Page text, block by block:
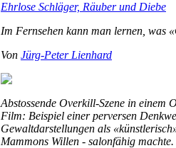
Ehrlose Schläger, Räuber und Diebe
Im Fernsehen kann man lernen, was
Von Jürg-Peter Lienhard
Abstossende Overkill-Szene in einem
Film: Beispiel einer perversen
Gewaltdarstellungen als
Mammons Willen - salonfähig machte.